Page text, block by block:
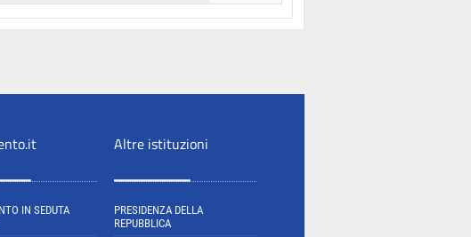
IN SEDUTA
Altre istituzioni
PRESIDENZA DELLA
REPUBBLICA